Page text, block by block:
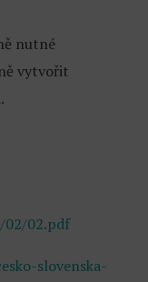
nutné
vytvořit
02/02.pdf
slovenska-